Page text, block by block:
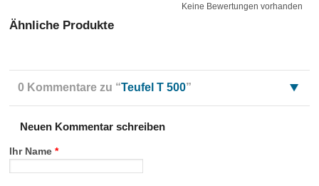
Keine Bewertungen vorhanden
Ähnliche Produkte
0 Kommentare zu “Teufel T 500”
Neuen Kommentar schreiben
Ihr Name*